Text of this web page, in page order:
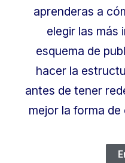
aprenderas a
elegir las más
esquema de
hacer la
antes de tener
mejor la forma